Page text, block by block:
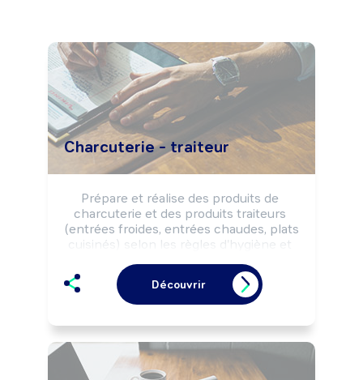
Charcuterie - traiteur
Prépare et réalise des produits de
charcuterie et des produits traiteurs
(entrées froides, entrées chaudes, plats
cuisinés) selon les règles d'hygiène et
Peut effectuer la vente de produits de
charcuterie et de produits traiteurs.
Peut gérer un commerce de détail
charcuterie, ...).
Découvrir